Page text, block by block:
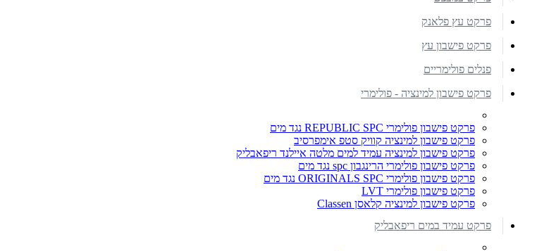
פרקט עץ פלאנק
פרקט פישבון עץ
פנלים פולימריים
פרקט פישבון למינציה - פולימרי
פרקט פישבון פולימרי REPUBLIC SPC נגד מים
פרקט פישבון למינציה קוויק סטפ אימפרסיב
פרקט פישבון למינציה עמיד למים מלטה איילנד ריפאבליק
פרקט פישבון פולימרי הרינגבון spc נגד מים
פרקט פישבון פולימרי ORIGINALS SPC נגד מים
פרקט פישבון פולימרי LVT
פרקט פישבון למינציה קלאסן Classen
פרקט עמיד במים ריפאבליק